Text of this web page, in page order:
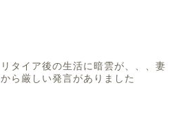
リタイア後の生活に暗雲が、、、妻
から厳しい発言がありました